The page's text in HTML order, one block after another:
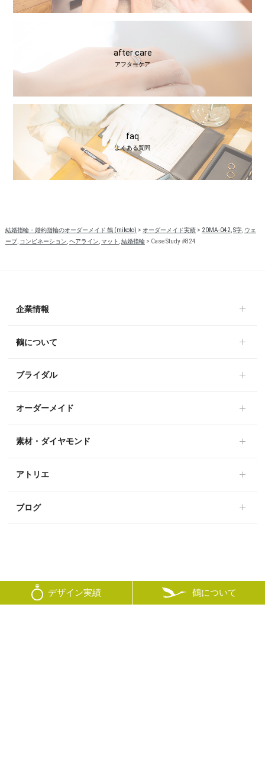
デザイン実績 鶴について
after care
アフターケア
faq
よくある質問
結婚指輪・婚約指輪のオーダーメイド 鶴 (mikoto) > オーダーメイド実績> 20MA-042,S字, ウェ
ーブ, コンビネーション,ヘアライン,マット ,結婚指輪> Case Study #824
企業情報
鶴について
ブライダル
オーダーメイド
素材・ダイヤモンド
アトリエ
ブログ